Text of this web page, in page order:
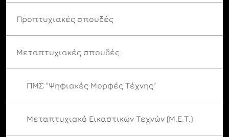
Προπτυχιακές σπουδές
Μεταπτυχιακές σπουδές
ΠΜΣ "Ψηφιακές Μορφές Τέχνης"
Μεταπτυχιακό Εικαστικών Τεχνών (Μ.Ε.Τ.)